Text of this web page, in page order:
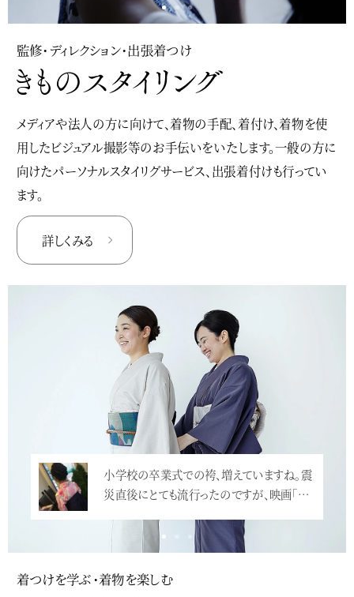
監修・ディレクション・出張着つけ
メディアや法人の方に向けて、着物の手配、着付け、着物を使
用したビジュアル撮影等のお手伝いをいたします。一般の方に
向けたパーソナルスタイリグサービス、出張着付けも行ってい
ます。
詳しくみる
着つけを学ぶ・着物を楽しむ
小学校の卒業式での袴、増えていますね。震
災直後にとても流行ったのですが、映画「…